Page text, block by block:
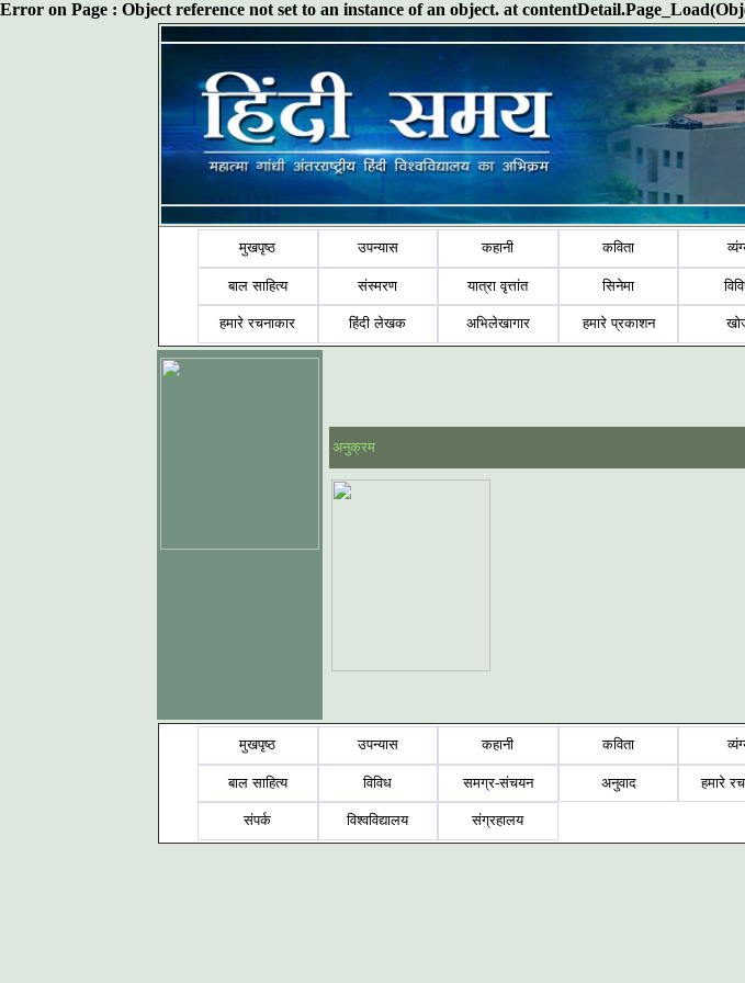
Error on Page : Object reference not set to an instance of an object. at
मुखपृष्ठ उपन्यास कहानी कविता
बाल साहित्य संस्मरण यात्रा वृत्तांत सिनेमा
हमारे रचनाकार हिंदी लेखक अभिलेखागार हमारे प्रकाशन
अनुक्रम
मुखपृष्ठ उपन्यास कहानी कविता
बाल साहित्य विविध समग्र-संचयन अनुवाद हमारे
संपर्क विश्वविद्यालय संग्रहालय